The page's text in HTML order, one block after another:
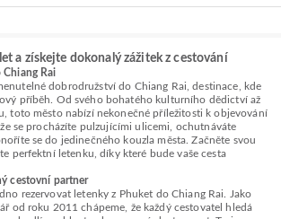
a získejte dokonalý zážitek z cestování
Chiang Rai
dobrodružství do Chiang Rai, destinace, kde
příběh. Od svého bohatého kulturního dědictví až
toto město nabízí nekonečné příležitosti k objevování
že se procházíte pulzujícími ulicemi, ochutnáváte
se do jedinečného kouzla města. Začněte svou
perfektní letenku, díky které bude vaše cesta
cestovní partner
rezervovat letenky z Phuket do Chiang Rai. Jako
od roku 2011 chápeme, že každý cestovatel hledá